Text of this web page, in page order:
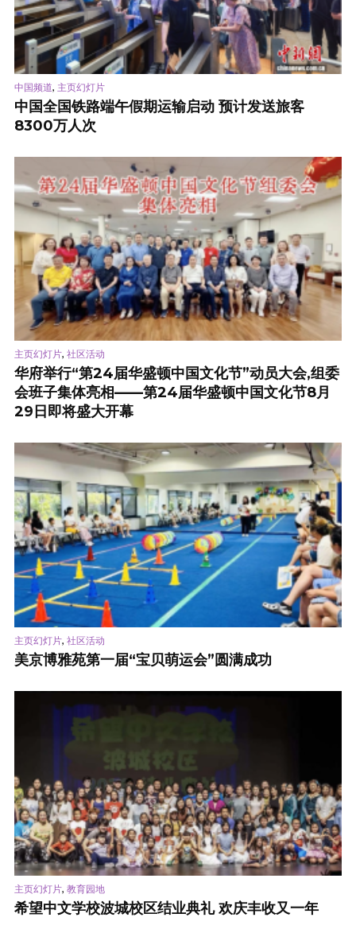
中国频道, 主页幻灯片
中国全国铁路端午假期运输启动 预计发送旅客
8300万人次
主页幻灯片, 社区活动
华府举行“第24届华盛顿中国文化节”动员大会,组委
会班子集体亮相——第24届华盛顿中国文化节8月
29日即将盛大开幕
主页幻灯片, 社区活动
美京博雅苑第一届“宝贝萌运会”圆满成功
主页幻灯片, 教育园地
希望中文学校波城校区结业典礼 欢庆丰收又一年